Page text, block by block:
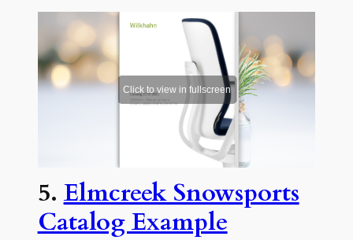
5.Elmcreek Snowsports
Catalog Example